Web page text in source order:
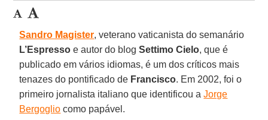
Sandro Magister, veterano vaticanista do semanário
L’Espresso e autor do blogSettimo Cielo, que é
publicado em vários idiomas, é um dos críticos mais
tenazes do pontificado de Francisco. Em 2002, foi o
primeiro jornalista italiano que identificou aJorge
Bergoglio como papável.